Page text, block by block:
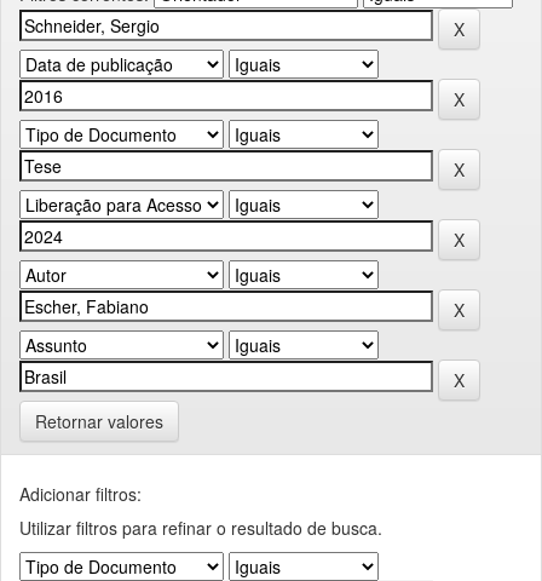
Retornar valores
Adicionar filtros:
Utilizar filtros para refinar o resultado de busca.